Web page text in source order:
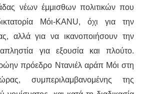
νέων έμμισθων πολιτικών που
Μόι-KANU, όχι για την
αλλά για να ικανοποιήσουν την
για εξουσία και πλούτο.
πρόεδρο Ντανιέλ αράπ Μόι στη
συμπεριλαμβανομένης της